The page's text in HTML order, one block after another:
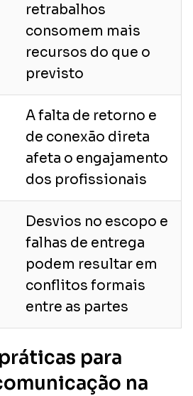
retrabalhos
consomem mais
recursos do que o
previsto
A falta de retorno e
de conexão direta
afeta o engajamento
dos profissionais
Desvios no escopo e
falhas de entrega
podem resultar em
conflitos formais
entre as partes
para
na